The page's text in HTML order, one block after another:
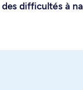
des difficultés à